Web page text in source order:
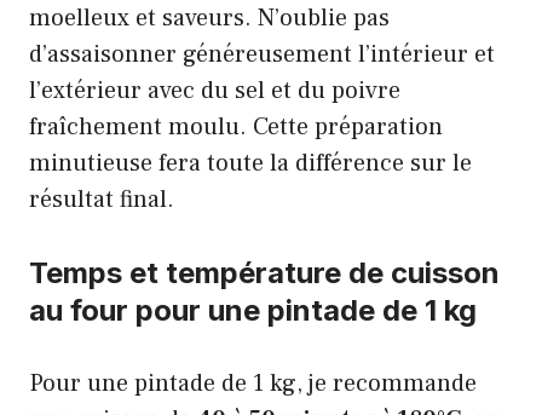
moelleux et saveurs. N’oublie pas
d’assaisonner généreusement l’intérieur et
l’extérieur avec du sel et du poivre
fraîchement moulu. Cette préparation
minutieuse fera toute la différence sur le
résultat final.
Temps et température de cuisson
au four pour une pintade de 1 kg
Pour une pintade de 1 kg, je recommande